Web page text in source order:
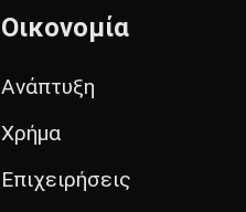
Οικονομία
Ανάπτυξη
Χρήμα
Επιχειρήσεις